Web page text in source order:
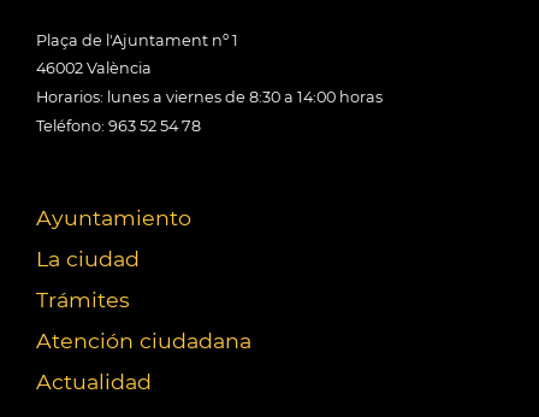
Plaça de l'Ajuntament nº 1
46002 València
Horarios: lunes a viernes de 8:30 a 14:00 horas
Teléfono: 963 52 54 78
Ayuntamiento
La ciudad
Trámites
Atención ciudadana
Actualidad